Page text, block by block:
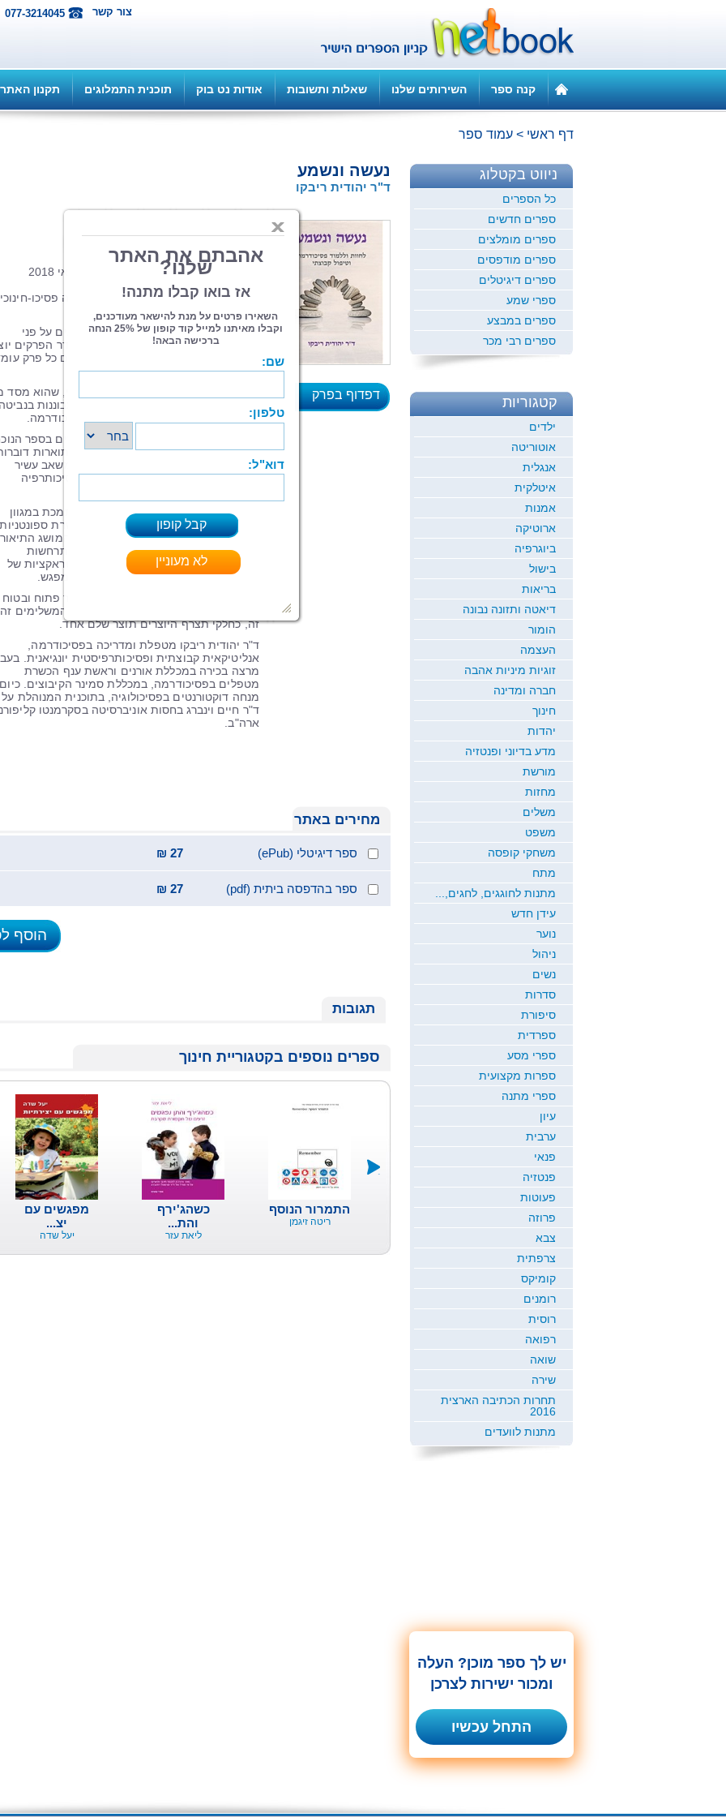
077-3214045 צור קשר
קנה ספר השירותים שלנו שאלות ותשובות אודות נט בוק תוכנית התמלוגים תקנון האתר
דף ראשי > עמוד ספר
נעשה ונשמע
ד"ר יהודית ריבקו
דפדוף בפרק
אריג צבעוני של קבוצה, שמוגדרת כקבוצה פסיכו-
נפרש בספר זה.
משך קיומה, תהליכיה והתפתחותה מוצגים על פני
ארבעה-עשר פרקים, כמספר מפגשיה. סדר הפרקים
רצף תהליכי והתפתחותי של קבוצה, אולם כל פרק
גם בפני עצמו.
בטבורו של כל מפגש מונח מושג תיאורטי, שהוא מסד
בעל גבולות ברורים וקרקע לצמיחה ולהתבוננות
חדשה ומסקרנת מתחום הקבוצות והפסיכודרמה.
המושגים התיאורטיים המופשטים, מוגשים בספר
באופן מוחשי, חי וויזואלי. הפעילויות המתוארות
את שפת התרפיות בהבעה וביצירה והן משאב עשיר
ויישומי לכל המתעניין בפסיכודרמה ובפסיכותרפיה
פעילות יצירתית הפותחת כל מפגש והנתמכת במגוון
מתודות המופקות ונובטות ממנה, מאפשרת ספונטניות
ואותנטיות וממחישה הלכה למעשה את המושג
בתווך נרקמת מציאות חדשה, במרכזה התרחשות
קבוצתית, המקפלת בתוכה תגובות ואינטראקציות של
חברי הקבוצה. השיתוף האישי חותם כל מפגש.
לספר תרומה ייחודית וחדשנית בהיותו כר פתוח ובטוח
לנביעה תיאורטית של כמה עולמות תוכן המשלימים
זה, כחלקי תצרף היוצרים תוצר שלם אחד.
ד"ר יהודית ריבקו מטפלת ומדריכה בפסיכודרמה,
אנליטיקאית קבוצתית ופסיכותרפיסטית יונגיאנית.
מרצה בכירה במכללת אורנים וראשת ענף הכשרת
מטפלים בפסיכודרמה, במכללת סמינר הקיבוצים.
מנחה דוקטורנטים בפסיכולוגיה, בתוכנית המנוהלת על
ד"ר חיים וינברג בחסות אוניברסיטה בסקרמנטו
ארה"ב.
מחירים באתר
ספר דיגיטלי (ePub) 27 ₪
ספר בהדפסה ביתית (pdf) 27 ₪
הוסף
תגובות
ספרים נוספים בקטגוריית חינוך
מפגשים עם
יצ...
יעל שדה
כשהג'ירף
והת...
ליאת עזר
התמרור הנוסף
ריטה זיגמן
גאון חדש Evolutionary...
גיורא רם
ניווט בקטלוג
כל הספרים
ספרים חדשים
ספרים מומלצים
ספרים מודפסים
ספרים דיגיטלים
ספרי שמע
ספרים במבצע
ספרים רבי מכר
קטגוריות
ילדים
אוטוריטה
אנגלית
איטלקית
אמנות
ארוטיקה
ביוגרפיה
בישול
בריאות
דיאטה ותזונה נבונה
הומור
העצמה
זוגיות מיניות אהבה
חברה ומדינה
חינוך
יהדות
מדע בדיוני ופנטזיה
מורשת
מחזות
משלים
משפט
משחקי קופסה
מתח
מתנות לחוגגים, לחגים,...
עידן חדש
נוער
ניהול
נשים
סדרות
סיפורת
ספרדית
ספרי מסע
ספרות מקצועית
ספרי מתנה
עיון
ערבית
פנאי
פנטזיה
פעוטות
פרוזה
צבא
צרפתית
קומיקס
רומנים
רוסית
רפואה
שואה
שירה
תחרות הכתיבה הארצית
2016
מתנות לוועדים
יש לך ספר מוכן? העלה
ומכור ישירות לצרכן
התחל עכשיו